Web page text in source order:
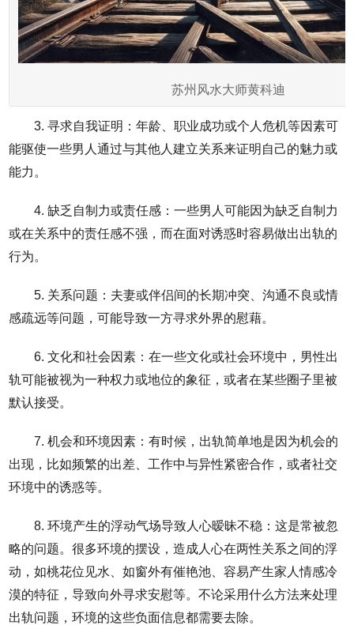
苏州风水大师黄科迪
3. 寻求自我证明：年龄、职业成功或个人危机等因素可
能驱使一些男人通过与其他人建立关系来证明自己的魅力或
能力。
4. 缺乏自制力或责任感：一些男人可能因为缺乏自制力
或在关系中的责任感不强，而在面对诱惑时容易做出出轨的
行为。
5. 关系问题：夫妻或伴侣间的长期冲突、沟通不良或情
感疏远等问题，可能导致一方寻求外界的慰藉。
6. 文化和社会因素：在一些文化或社会环境中，男性出
轨可能被视为一种权力或地位的象征，或者在某些圈子里被
默认接受。
7. 机会和环境因素：有时候，出轨简单地是因为机会的
出现，比如频繁的出差、工作中与异性紧密合作，或者社交
环境中的诱惑等。
8. 环境产生的浮动气场导致人心暧昧不稳：这是常被忽
略的问题。很多环境的摆设，造成人心在两性关系之间的浮
动，如桃花位见水、如窗外有催艳池、容易产生家人情感冷
漠的特征，导致向外寻求安慰等。不论采用什么方法来处理
出轨问题，环境的这些负面信息都需要去除。